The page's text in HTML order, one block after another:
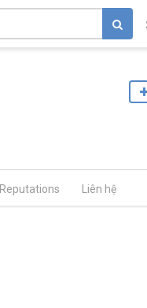
Reputations Liên hệ